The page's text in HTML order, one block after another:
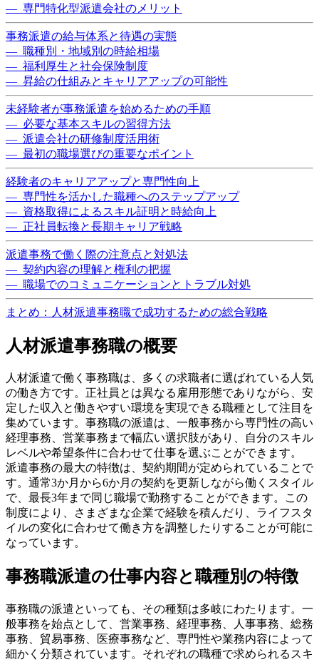
— 専門特化型派遣会社のメリット
事務派遣の給与体系と待遇の実態
— 職種別・地域別の時給相場
— 福利厚生と社会保険制度
— 昇給の仕組みとキャリアアップの可能性
未経験者が事務派遣を始めるための手順
— 必要な基本スキルの習得方法
— 派遣会社の研修制度活用術
— 最初の職場選びの重要なポイント
経験者のキャリアアップと専門性向上
— 専門性を活かした職種へのステップアップ
— 資格取得によるスキル証明と時給向上
— 正社員転換と長期キャリア戦略
派遣事務で働く際の注意点と対処法
— 契約内容の理解と権利の把握
— 職場でのコミュニケーションとトラブル対処
まとめ：人材派遣事務職で成功するための総合戦略
人材派遣事務職の概要
人材派遣で働く事務職は、多くの求職者に選ばれている人気
の働き方です。正社員とは異なる雇用形態でありながら、安
定した収入と働きやすい環境を実現できる職種として注目を
集めています。事務職の派遣は、一般事務から専門性の高い
経理事務、営業事務まで幅広い選択肢があり、自分のスキル
レベルや希望条件に合わせて仕事を選ぶことができます。
派遣事務の最大の特徴は、契約期間が定められていることで
す。通常3か月から6か月の契約を更新しながら働くスタイル
で、最長3年まで同じ職場で勤務することができます。この
制度により、さまざまな企業で経験を積んだり、ライフスタ
イルの変化に合わせて働き方を調整したりすることが可能に
なっています。
事務職派遣の仕事内容と職種別の特徴
事務職の派遣といっても、その種類は多岐にわたります。一
般事務を始点として、営業事務、経理事務、人事事務、総務
事務、貿易事務、医療事務など、専門性や業務内容によって
細かく分類されています。それぞれの職種で求められるスキ